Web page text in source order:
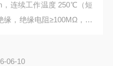
，连续工作温度 250℃（短
，绝缘电阻≥100MΩ，适
06-10